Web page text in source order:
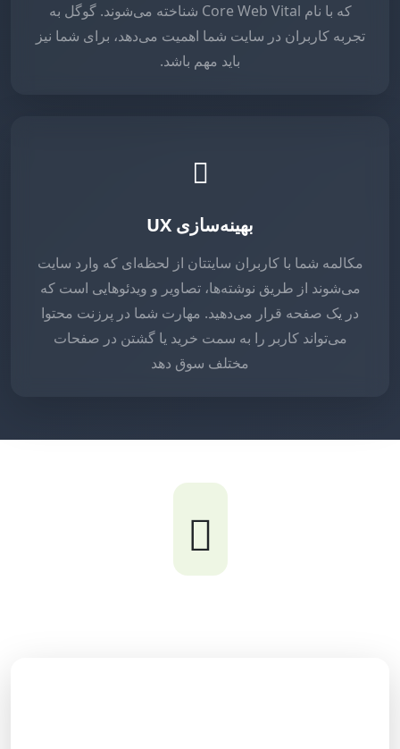
که با نام Core Web Vital شناخته می‌شوند. گوگل به
تجربه کاربران در سایت شما اهمیت می‌دهد، برای شما نیز
باید مهم باشد.
بهینه‌سازی UX
مکالمه شما با کاربران سایتتان از لحظه‌ای که وارد سایت
می‌شوند از طریق نوشته‌ها، تصاویر و ویدئوهایی است که
در یک صفحه قرار می‌دهید. مهارت شما در پرزنت محتوا
می‌تواند کاربر را به سمت خرید یا گشتن در صفحات
مختلف سوق دهد